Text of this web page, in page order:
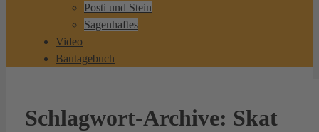
Posti und Stein
Sagenhaftes
Video
Bautagebuch
Schlagwort-Archive: Skat